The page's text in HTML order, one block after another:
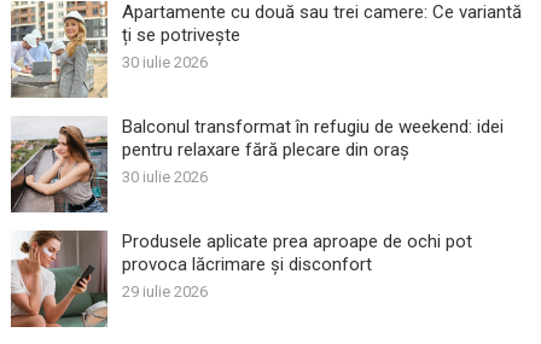
Apartamente cu două sau trei camere: Ce variantă
ți se potrivește
30 iulie 2026
Balconul transformat în refugiu de weekend: idei
pentru relaxare fără plecare din oraș
30 iulie 2026
Produsele aplicate prea aproape de ochi pot
provoca lăcrimare și disconfort
29 iulie 2026